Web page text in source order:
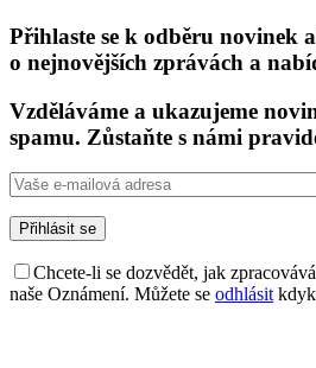
Přihlaste se k odběru novinek
o nejnovějších zprávách a
Vzděláváme a ukazujeme
spamu. Zůstaňte s námi
Chcete-li se dozvědět, jak
naše Oznámení. Můžete se odhlásit